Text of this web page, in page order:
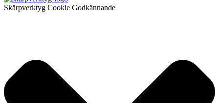
Skärpverktyg Cookie Godkännande